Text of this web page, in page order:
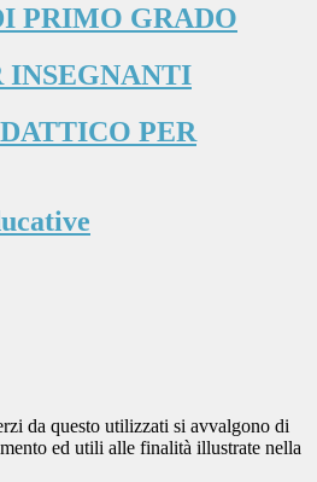
PRIMO GRADO
INSEGNANTI
PER
da questo utilizzati si avvalgono di
ed utili alle finalità illustrate nella